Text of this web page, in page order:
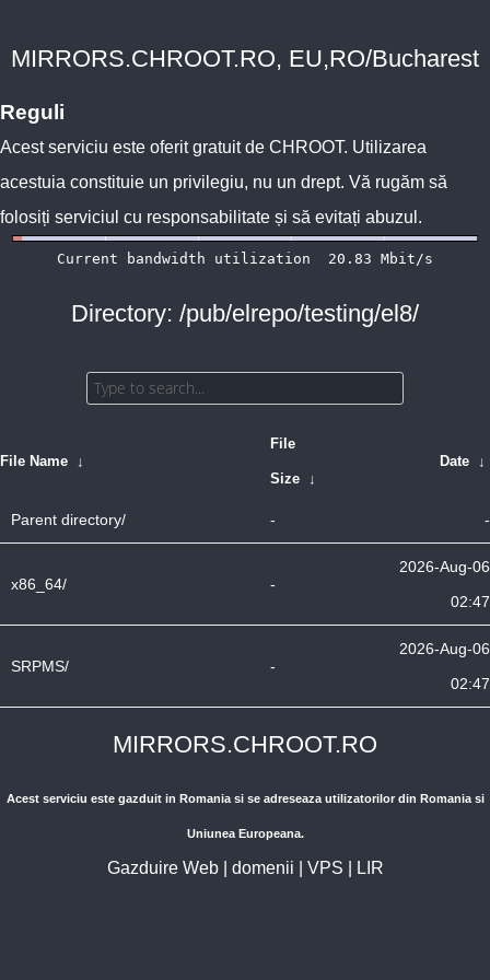
MIRRORS.CHROOT.RO, EU,RO/Bucharest
Reguli
Acest serviciu este oferit gratuit de CHROOT. Utilizarea
acestuia constituie un privilegiu, nu un drept. Vă rugăm să
folosiți serviciul cu responsabilitate și să evitați abuzul.
Directory: /pub/elrepo/testing/el8/
File Name ↓
File
Size ↓
Date ↓
Parent directory/ - -
x86_64/ -
2026-Aug-06
02:47
SRPMS/ -
2026-Aug-06
02:47
MIRRORS.CHROOT.RO
Acest serviciu este gazduit in Romania si se adreseaza utilizatorilor din Romania si
Uniunea Europeana.
Gazduire Web| domenii VPS LIR